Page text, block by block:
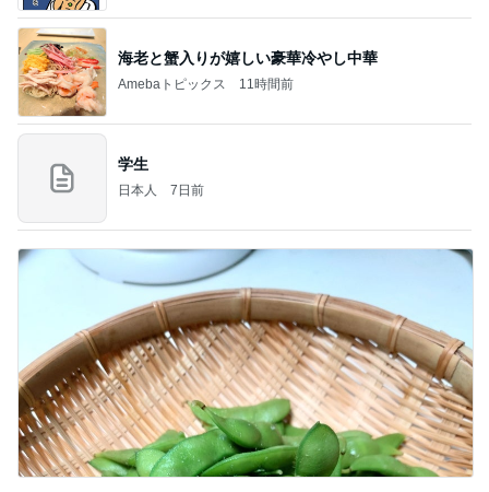
海老と蟹入りが嬉しい豪華冷やし中華
Amebaトピックス 11時間前
学生
日本人 7日前